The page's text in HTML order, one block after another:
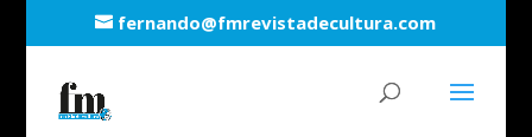
fernando@fmrevistadecultura.com